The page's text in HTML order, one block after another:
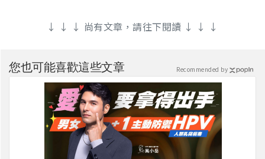
↓ ↓ ↓ 尚有文章，請往下閱讀 ↓ ↓ ↓
您也可能喜歡這些文章 Recommended by